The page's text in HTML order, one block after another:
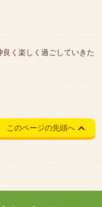
く楽しく過ごしていきた
このページの先頭へ